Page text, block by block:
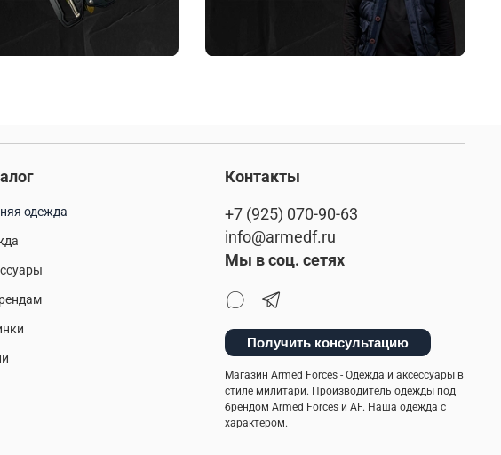
одежда
Контакты
+7 (925) 070-90-63
info@armedf.ru
Мы в соц. сетях
Получить консультацию
Магазин Armed Forces - Одежда и аксессуары в
стиле милитари. Производитель одежды под
брендом Armed Forces и AF. Наша одежда с
характером.